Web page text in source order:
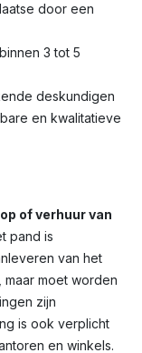
door een
3 tot 5
deskundigen
en kwalitatieve
of verhuur van
pand is
van het
maar moet worden
zijn
is ook verplicht
en winkels.